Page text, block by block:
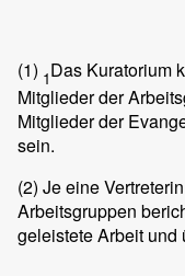
(1) 1Das Kuratorium
Mitglieder der
Mitglieder der
sein.
(2) Je eine
Arbeitsgruppen
geleistete Arbeit und